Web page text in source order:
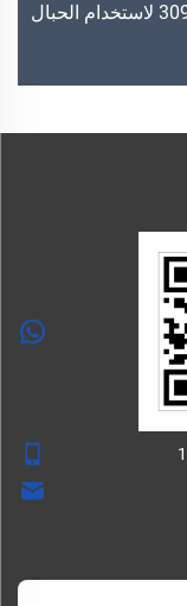
إصص ثقيل الصنع حسب المواصفة دين 3091 لاستخدام الحبال